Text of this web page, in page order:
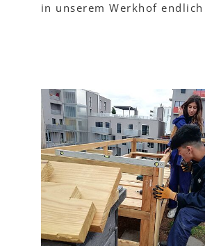
in unserem Werkhof